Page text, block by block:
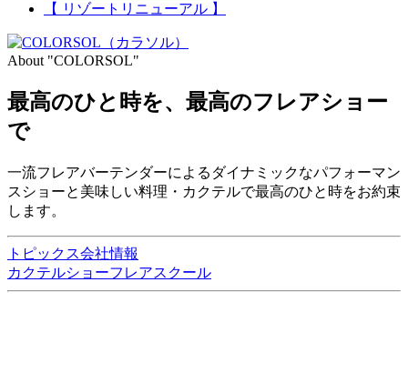
【 リゾートリニューアル 】
About "COLORSOL"
最高のひと時を、 最高のフレアショー
で
一流フレアバーテンダーによるダイナミックなパフォーマン
スショーと美味しい料理・カクテルで最高のひと時をお約束
します。
トピックス会社情報
カクテルショーフレアスクール